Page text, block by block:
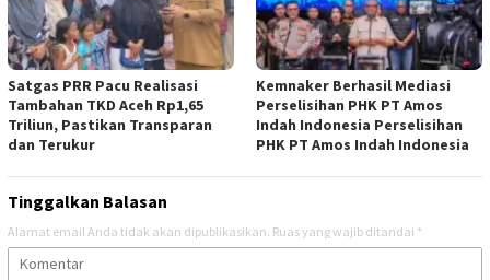
Satgas PRR Pacu Realisasi
Tambahan TKD Aceh Rp1,65
Triliun, Pastikan Transparan
dan Terukur
Kemnaker Berhasil Mediasi
Perselisihan PHK PT Amos
Indah Indonesia Perselisihan
PHK PT Amos Indah Indonesia
Tinggalkan Balasan
Alamat email Anda tidak akan dipublikasikan. Ruas yang wajib ditandai *